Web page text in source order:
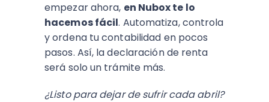
empezar ahora, en Nubox te lo
hacemos fácil. Automatiza, controla
y ordena tu contabilidad en pocos
pasos. Así, la declaración de renta
será solo un trámite más.
¿Listo para dejar de sufrir cada abril?